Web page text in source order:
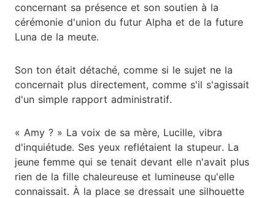
concernant sa présence et son soutien à la
cérémonie d'union du futur Alpha et de la future
Luna de la meute.
Son ton était détaché, comme si le sujet ne la
concernait plus directement, comme s'il s'agissait
d'un simple rapport administratif.
« Amy ? » La voix de sa mère, Lucille, vibra
d'inquiétude. Ses yeux reflétaient la stupeur. La
jeune femme qui se tenait devant elle n'avait plus
rien de la fille chaleureuse et lumineuse qu'elle
connaissait. À la place se dressait une silhouette